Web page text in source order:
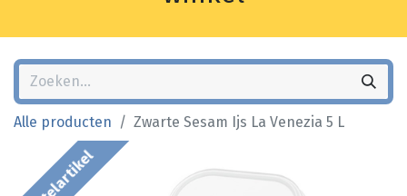
Alle producten Zwarte Sesam Ijs La Venezia 5 L